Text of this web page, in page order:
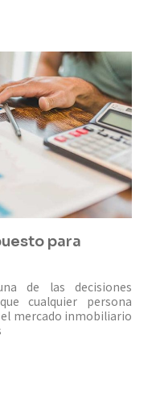
para
de las decisiones
cualquier persona
el mercado inmobiliario